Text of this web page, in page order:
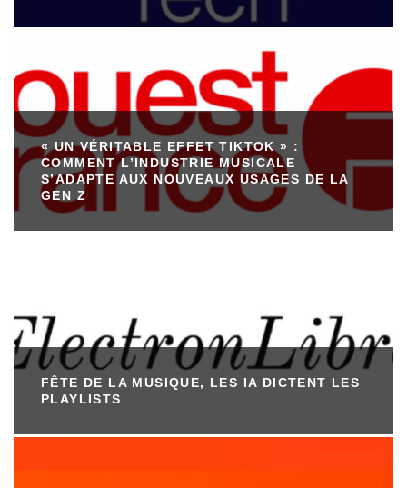
« UN VÉRITABLE EFFET TIKTOK » :
COMMENT L’INDUSTRIE MUSICALE
S’ADAPTE AUX NOUVEAUX USAGES DE LA
GEN Z
FÊTE DE LA MUSIQUE, LES IA DICTENT LES
PLAYLISTS